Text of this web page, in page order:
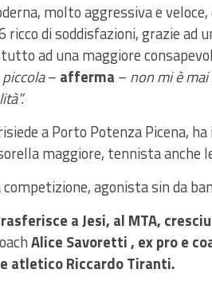
molto aggressiva e
ricco di soddisfazioni, grazie ad
ad una maggiore
– afferma – non mi è
a Porto Potenza Picena,
maggiore, tennista anche
agonista sin da
a Jesi, al MTA,
Alice Savoretti , ex pro e
atletico Riccardo Tiranti.